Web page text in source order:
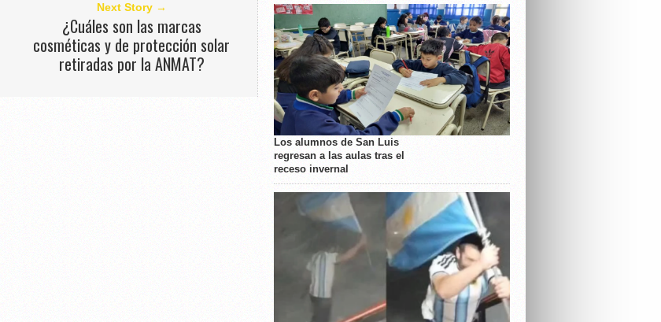
Next Story →
¿Cuáles son las marcas
cosméticas y de protección solar
retiradas por la ANMAT?
Los alumnos de San Luis
regresan a las aulas tras el
receso invernal